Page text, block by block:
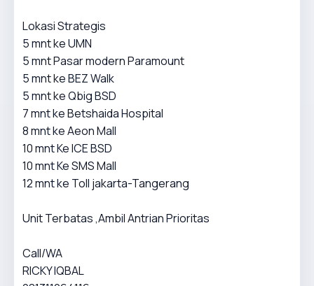
Lokasi Strategis
5 mnt ke UMN
5 mnt Pasar modern Paramount
5 mnt ke BEZ Walk
5 mnt ke Qbig BSD
7 mnt ke Betshaida Hospital
8 mnt ke Aeon Mall
10 mnt Ke ICE BSD
10 mnt Ke SMS Mall
12 mnt ke Toll jakarta-Tangerang
Unit Terbatas ,Ambil Antrian Prioritas
Call/WA
RICKY IQBAL